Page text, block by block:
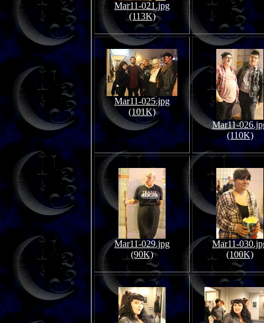
Mar11-021.jpg
(113K)
Mar11-025.jpg
(101K)
Mar11-
(110K)
Mar11-029.jpg
(90K)
Mar11-
(100K)